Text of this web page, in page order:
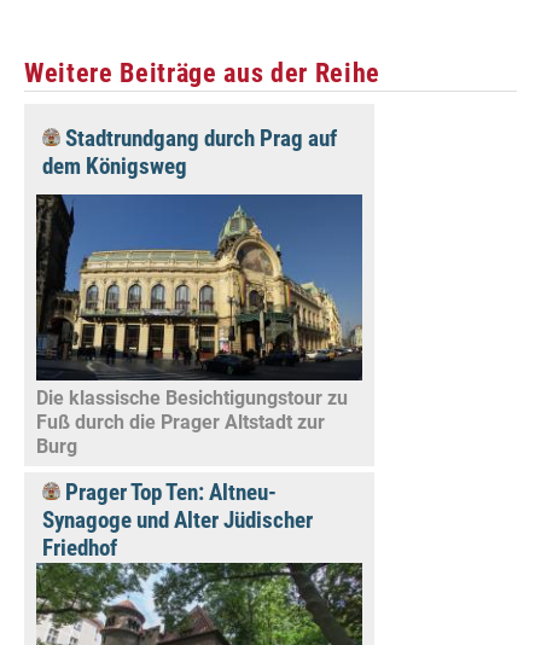
Weitere Beiträge aus der Reihe
Stadtrundgang durch Prag auf
dem Königsweg
Die klassische Besichtigungstour zu
Fuß durch die Prager Altstadt zur
Burg
Prager Top Ten: Altneu-
Synagoge und Alter Jüdischer
Friedhof